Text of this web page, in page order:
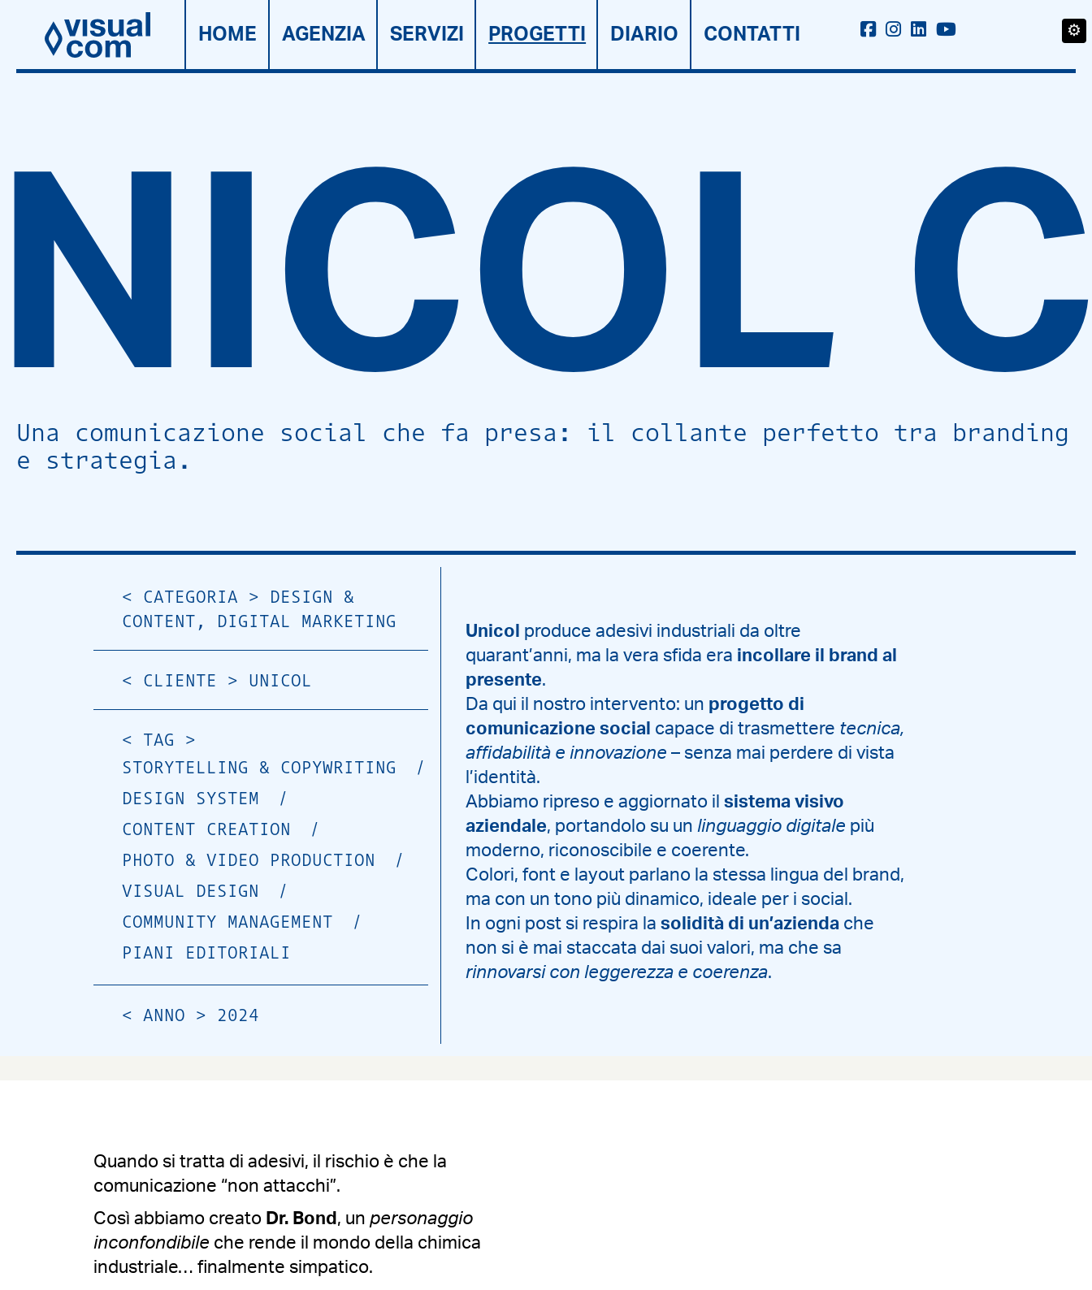
⚙
HOME AGENZIA SERVIZI PROGETTI DIARIO CONTATTI
Una comunicazione social che fa presa: il collante perfetto tra branding
e strategia.
< CATEGORIA > DESIGN &
CONTENT, DIGITAL MARKETING
< CLIENTE > UNICOL
< TAG >
STORYTELLING & COPYWRITING
/
DESIGN SYSTEM
/
CONTENT CREATION
/
PHOTO & VIDEO PRODUCTION
/
VISUAL DESIGN
/
COMMUNITY MANAGEMENT
/
PIANI EDITORIALI
< ANNO > 2024
Unicol produce adesivi industriali da oltre
quarant’anni, ma la vera sfida era incollare il brand al
presente.
Da qui il nostro intervento: un progetto di
comunicazione social capace di trasmettere tecnica,
affidabilità e innovazione – senza mai perdere di vista
l’identità.
Abbiamo ripreso e aggiornato il sistema visivo
aziendale, portandolo su un linguaggio digitale più
moderno, riconoscibile e coerente.
Colori, font e layout parlano la stessa lingua del brand,
ma con un tono più dinamico, ideale per i social.
In ogni post si respira la solidità di un’azienda che
non si è mai staccata dai suoi valori, ma che sa
rinnovarsi con leggerezza e coerenza.
Quando si tratta di adesivi, il rischio è che la
comunicazione “non attacchi”.
Così abbiamo creato Dr. Bond , un personaggio
inconfondibile che rende il mondo della chimica
industriale… finalmente simpatico.